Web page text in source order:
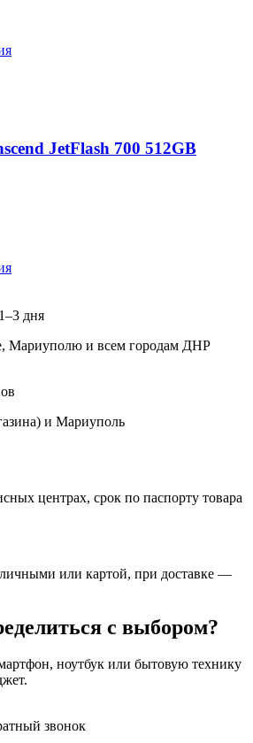
JetFlash 700 512GB
дня
Мариуполю и всем городам ДНР
и Мариуполь
центрах, срок по паспорту товара
или картой, при доставке —
с выбором?
ноутбук или бытовую технику
звонок